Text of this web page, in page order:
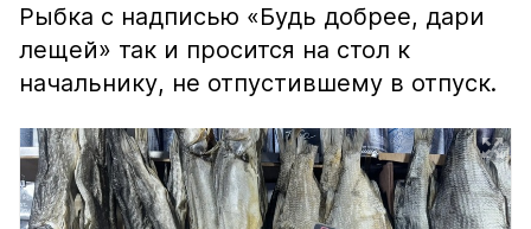
Рыбка с надписью «Будь добрее, дари
лещей» так и просится на стол к
начальнику, не отпустившему в отпуск.